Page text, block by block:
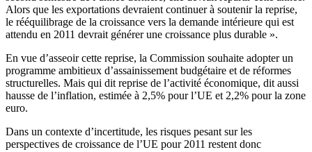
Alors que les exportations devraient continuer à soutenir la reprise,
le rééquilibrage de la croissance vers la demande intérieure qui est
attendu en 2011 devrait générer une croissance plus durable ».
En vue d’asseoir cette reprise, la Commission souhaite adopter un
programme ambitieux d’assainissement budgétaire et de réformes
structurelles. Mais qui dit reprise de l’activité économique, dit aussi
hausse de l’inflation, estimée à 2,5% pour l’UE et 2,2% pour la zone
euro.
Dans un contexte d’incertitude, les risques pesant sur les
perspectives de croissance de l’UE pour 2011 restent donc